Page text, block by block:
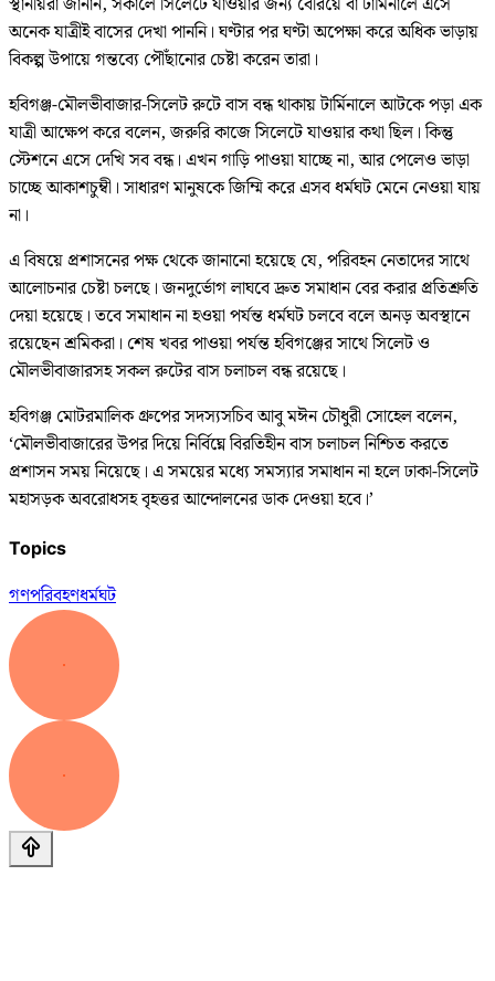
অনেক যাত্রীই বাসের দেখা পাননি। ঘণ্টার পর ঘণ্টা অপেক্ষা করে অধিক ভাড়ায়
বিকল্প উপায়ে গন্তব্যে পৌঁছানোর চেষ্টা করেন তারা।
হবিগঞ্জ-মৌলভীবাজার-সিলেট রুটে বাস বন্ধ থাকায় টার্মিনালে আটকে পড়া এক
যাত্রী আক্ষেপ করে বলেন, জরুরি কাজে সিলেটে যাওয়ার কথা ছিল। কিন্তু
স্টেশনে এসে দেখি সব বন্ধ। এখন গাড়ি পাওয়া যাচ্ছে না, আর পেলেও ভাড়া
চাচ্ছে আকাশচুম্বী। সাধারণ মানুষকে জিম্মি করে এসব ধর্মঘট মেনে নেওয়া যায়
না।
এ বিষয়ে প্রশাসনের পক্ষ থেকে জানানো হয়েছে যে, পরিবহন নেতাদের সাথে
আলোচনার চেষ্টা চলছে। জনদুর্ভোগ লাঘবে দ্রুত সমাধান বের করার প্রতিশ্রুতি
দেয়া হয়েছে। তবে সমাধান না হওয়া পর্যন্ত ধর্মঘট চলবে বলে অনড় অবস্থানে
রয়েছেন শ্রমিকরা। শেষ খবর পাওয়া পর্যন্ত হবিগঞ্জের সাথে সিলেট ও
মৌলভীবাজারসহ সকল রুটের বাস চলাচল বন্ধ রয়েছে।
হবিগঞ্জ মোটরমালিক গ্রুপের সদস্যসচিব আবু মঈন চৌধুরী সোহেল বলেন,
‘মৌলভীবাজারের উপর দিয়ে নির্বিঘ্নে বিরতিহীন বাস চলাচল নিশ্চিত করতে
প্রশাসন সময় নিয়েছে। এ সময়ের মধ্যে সমস্যার সমাধান না হলে ঢাকা-সিলেট
মহাসড়ক অবরোধসহ বৃহত্তর আন্দোলনের ডাক দেওয়া হবে।’
Topics
গণপরিবহণধর্মঘট